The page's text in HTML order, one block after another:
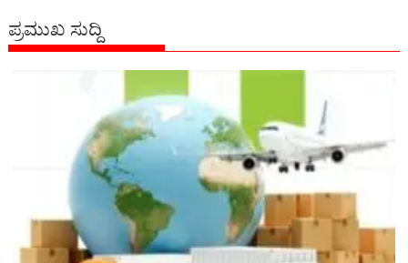
ಪ್ರಮುಖ ಸುದ್ದಿ